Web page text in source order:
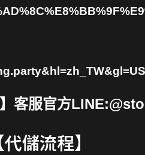
客服官方
代儲流程】